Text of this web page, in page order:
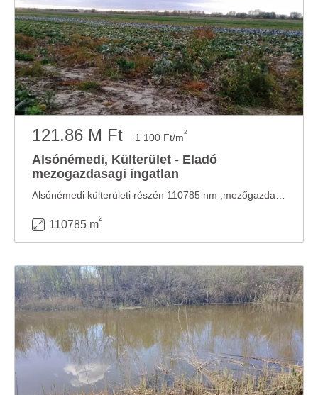
121.86 M Ft 1 100 Ft/m2
Alsónémedi, Külterület - Eladó
mezogazdasagi ingatlan
110785 m
2